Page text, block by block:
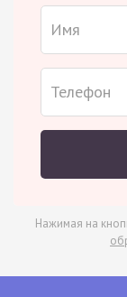
Нажимая на